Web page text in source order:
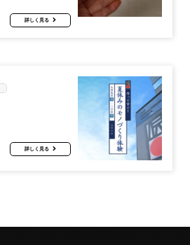
詳しく見る
詳しく見る